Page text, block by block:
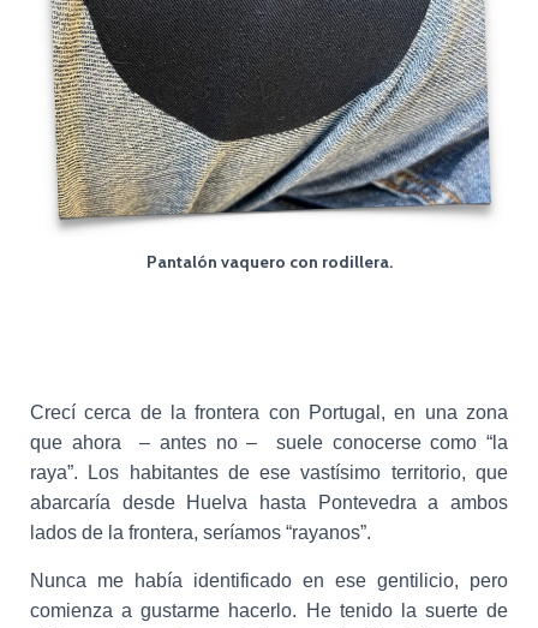
Pantalón vaquero con rodillera.
Crecí cerca de la frontera con Portugal, en una zona
que ahora – antes no – suele conocerse como “la
raya”. Los habitantes de ese vastísimo territorio, que
abarcaría desde Huelva hasta Pontevedra a ambos
lados de la frontera, seríamos “rayanos”.
Nunca me había identificado en ese gentilicio, pero
comienza a gustarme hacerlo. He tenido la suerte de